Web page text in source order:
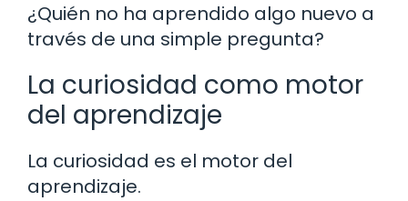
¿Quién no ha aprendido algo nuevo a
través de una simple pregunta?
La curiosidad como motor
del aprendizaje
La curiosidad es el motor del
aprendizaje.